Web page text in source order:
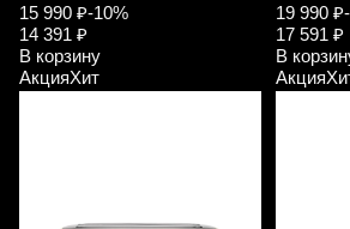
15 990 ₽-10%
14 391 ₽
В корзину
АкцияХит
19 990 ₽
17 591 ₽
В
Акция